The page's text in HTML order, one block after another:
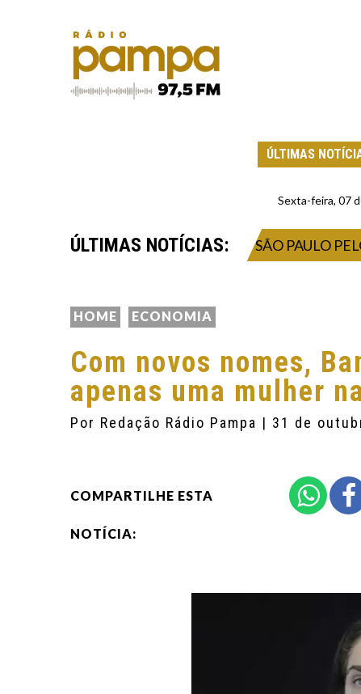
ÚLTIMAS
Sexta-feira, 07
ÚLTIMAS NOTÍCIAS:
PARA ENFRENTAR O SÃO PAULO PELO
HOME ECONOMIA
Com novos nomes,
apenas uma mulher
Por Redação Rádio Pampa | 31 de
COMPARTILHE ESTA
NOTÍCIA: